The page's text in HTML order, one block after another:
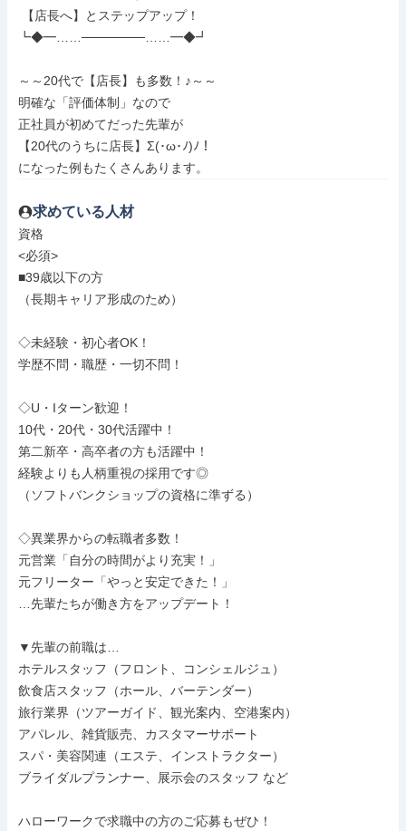
┗◆━……───────……━◆┛
～～20代で【店長】も多数！♪～～
明確な「評価体制」なので
正社員が初めてだった先輩が
【20代のうちに店長】Σ(･ω･ﾉ)ﾉ！
になった例もたくさんあります。
求めている人材
資格
<必須>
■39歳以下の方
（長期キャリア形成のため）
◇未経験・初心者OK！
学歴不問・職歴・一切不問！
◇U・Iターン歓迎！
10代・20代・30代活躍中！
第二新卒・高卒者の方も活躍中！
経験よりも人柄重視の採用です◎
（ソフトバンクショップの資格に準ずる）
◇異業界からの転職者多数！
元営業「自分の時間がより充実！」
元フリーター「やっと安定できた！」
…先輩たちが働き方をアップデート！
▼先輩の前職は…
ホテルスタッフ（フロント、コンシェルジュ）
飲食店スタッフ（ホール、バーテンダー）
旅行業界（ツアーガイド、観光案内、空港案内）
アパレル、雑貨販売、カスタマーサポート
スパ・美容関連（エステ、インストラクター）
ブライダルプランナー、展示会のスタッフ など
ハローワークで求職中の方のご応募もぜひ！